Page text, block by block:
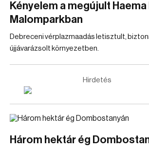
Kényelem a megújult Haema
Malomparkban
Debreceni vérplazmaadás letisztult,
újjávarázsolt környezetben.
Hirdetés
Három hektár ég